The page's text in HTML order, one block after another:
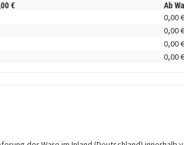
00€ Ab
0,00€
0,00€
0,00€
0,00€